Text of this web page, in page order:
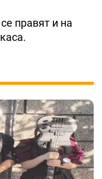
правят и на